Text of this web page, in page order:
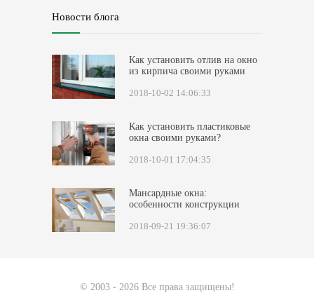
Новости блога
Как установить отлив на окно
из кирпича своими руками
2018-10-02 14:06:33
Как установить пластиковые
окна своими руками?
2018-10-01 17:04:35
Мансардные окна:
особенности конструкции
2018-09-21 19:36:07
© 2003 - 2026 Все права защищены!